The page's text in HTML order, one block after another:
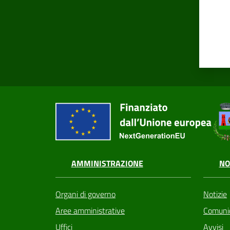
AMMINISTRAZIONE
Organi di governo
Aree amministrative
Uffici
Notizie
Avvisi